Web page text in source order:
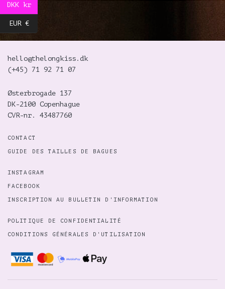
hello@thelongkiss.dk
(+45)71 92 71 07
Østerbrogade 137
DK-2100 Copenhague
CVR-nr. 43487760
CONTACT
GUIDE DES TAILLES DE BAGUES
INSTAGRAM
FACEBOOK
INSCRIPTION AU BULLETIN D'INFORMATION
POLITIQUE DE CONFIDENTIALITÉ
CONDITIONS GÉNÉRALES D'UTILISATION
DKK kr
EUR €